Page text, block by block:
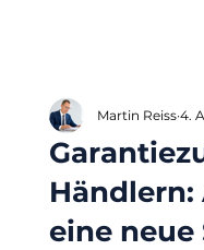
Händlern:
eine neue
Martin Reiss 4.